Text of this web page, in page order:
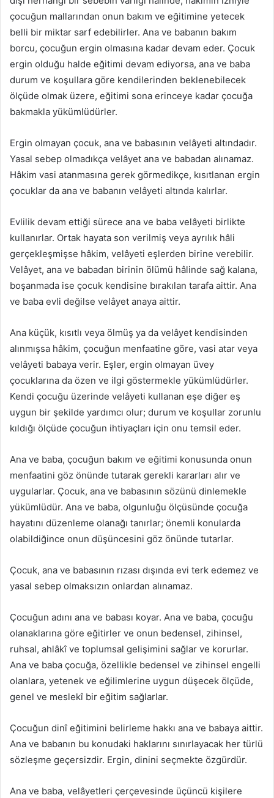
çocuğun mallarından onun bakım ve eğitimine yetecek
belli bir miktar sarf edebilirler. Ana ve babanın bakım
borcu, çocuğun ergin olmasına kadar devam eder. Çocuk
ergin olduğu halde eğitimi devam ediyorsa, ana ve baba
durum ve koşullara göre kendilerinden beklenebilecek
ölçüde olmak üzere, eğitimi sona erinceye kadar çocuğa
bakmakla yükümlüdürler.
Ergin olmayan çocuk, ana ve babasının velâyeti altındadır.
Yasal sebep olmadıkça velâyet ana ve babadan alınamaz.
Hâkim vasi atanmasına gerek görmedikçe, kısıtlanan ergin
çocuklar da ana ve babanın velâyeti altında kalırlar.
Evlilik devam ettiği sürece ana ve baba velâyeti birlikte
kullanırlar. Ortak hayata son verilmiş veya ayrılık hâli
gerçekleşmişse hâkim, velâyeti eşlerden birine verebilir.
Velâyet, ana ve babadan birinin ölümü hâlinde sağ kalana,
boşanmada ise çocuk kendisine bırakılan tarafa aittir. Ana
ve baba evli değilse velâyet anaya aittir.
Ana küçük, kısıtlı veya ölmüş ya da velâyet kendisinden
alınmışsa hâkim, çocuğun menfaatine göre, vasi atar veya
velâyeti babaya verir. Eşler, ergin olmayan üvey
çocuklarına da özen ve ilgi göstermekle yükümlüdürler.
Kendi çocuğu üzerinde velâyeti kullanan eşe diğer eş
uygun bir şekilde yardımcı olur; durum ve koşullar zorunlu
kıldığı ölçüde çocuğun ihtiyaçları için onu temsil eder.
Ana ve baba, çocuğun bakım ve eğitimi konusunda onun
menfaatini göz önünde tutarak gerekli kararları alır ve
uygularlar. Çocuk, ana ve babasının sözünü dinlemekle
yükümlüdür. Ana ve baba, olgunluğu ölçüsünde çocuğa
hayatını düzenleme olanağı tanırlar; önemli konularda
olabildiğince onun düşüncesini göz önünde tutarlar.
Çocuk, ana ve babasının rızası dışında evi terk edemez ve
yasal sebep olmaksızın onlardan alınamaz.
Çocuğun adını ana ve babası koyar. Ana ve baba, çocuğu
olanaklarına göre eğitirler ve onun bedensel, zihinsel,
ruhsal, ahlâkî ve toplumsal gelişimini sağlar ve korurlar.
Ana ve baba çocuğa, özellikle bedensel ve zihinsel engelli
olanlara, yetenek ve eğilimlerine uygun düşecek ölçüde,
genel ve meslekî bir eğitim sağlarlar.
Çocuğun dinî eğitimini belirleme hakkı ana ve babaya aittir.
Ana ve babanın bu konudaki haklarını sınırlayacak her türlü
sözleşme geçersizdir. Ergin, dinini seçmekte özgürdür.
Ana ve baba, velâyetleri çerçevesinde üçüncü kişilere